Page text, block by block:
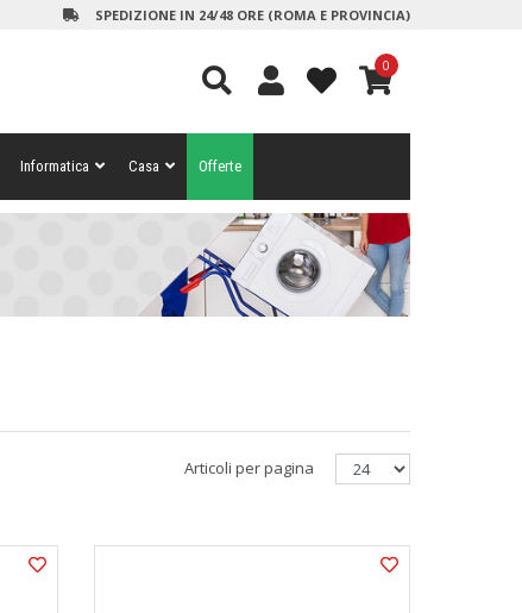
SPEDIZIONE IN 24/48 ORE (ROMA E PROVINCIA)
0
Informatica Casa Offerte
Articoli per pagina